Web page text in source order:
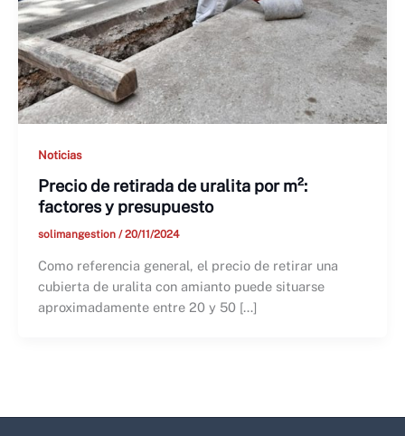
Noticias
Precio de retirada de uralita por m²:
factores y presupuesto
solimangestion /20/11/2024
Como referencia general, el precio de retirar una
cubierta de uralita con amianto puede situarse
aproximadamente entre 20 y 50 […]